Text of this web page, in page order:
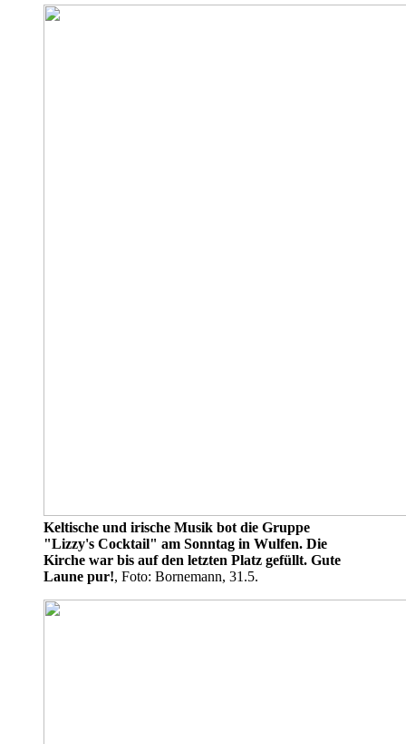
Keltische und irische Musik bot die Gruppe
"Lizzy's Cocktail" am Sonntag in Wulfen. Die
Kirche war bis auf den letzten Platz gefüllt. Gute
Laune pur!, Foto: Bornemann, 31.5.